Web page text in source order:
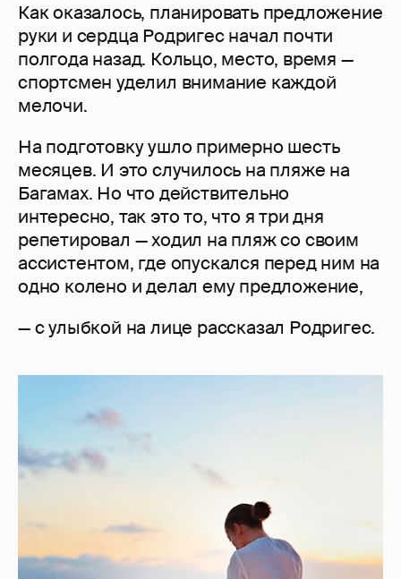
Как оказалось, планировать предложение
руки и сердца Родригес начал почти
полгода назад. Кольцо, место, время —
спортсмен уделил внимание каждой
мелочи.
На подготовку ушло примерно шесть
месяцев. И это случилось на пляже на
Багамах. Но что действительно
интересно, так это то, что я три дня
репетировал — ходил на пляж со своим
ассистентом, где опускался перед ним на
одно колено и делал ему предложение,
— с улыбкой на лице рассказал Родригес.